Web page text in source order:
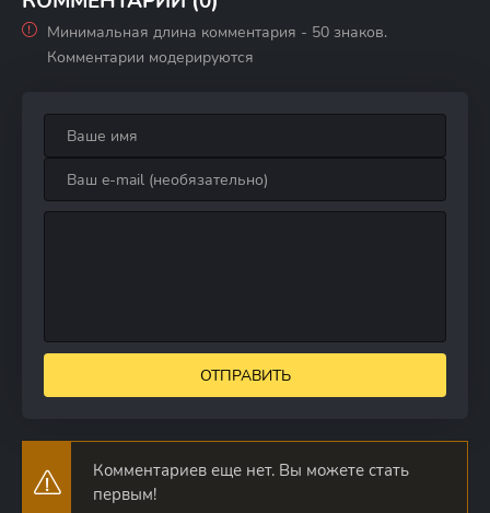
Минимальная длина комментария - 50 знаков.
Комментарии модерируются
ОТПРАВИТЬ
Комментариев еще нет. Вы можете стать
первым!